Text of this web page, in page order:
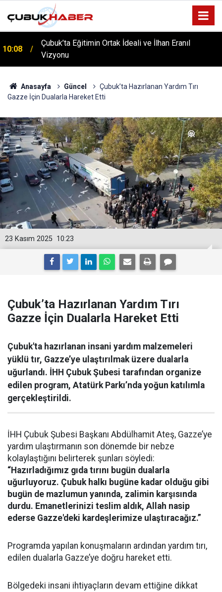
10:08
Çubuk’ta Eğitimin Ortak İdeali ve İlhan Eranıl
Vizyonu
12:06
ÇUBUK’TA ‘YAZA MERHABA’ COŞKUSU: Kursiyerler
Gönüllerince Eğlendi!
Anasayfa Güncel
Çubuk’ta Hazırlanan Yardım Tırı
Gazze İçin Dualarla Hareket Etti
10:23
23 Kasım 2025
Çubuk’ta Hazırlanan Yardım Tırı
Gazze İçin Dualarla Hareket Etti
Çubuk'ta hazırlanan insani yardım malzemeleri
yüklü tır, Gazze’ye ulaştırılmak üzere dualarla
uğurlandı. İHH Çubuk Şubesi tarafından organize
edilen program, Atatürk Parkı’nda yoğun katılımla
gerçekleştirildi.
İHH Çubuk Şubesi Başkanı Abdülhamit Ateş, Gazze’ye
yardım ulaştırmanın son dönemde bir nebze
kolaylaştığını belirterek şunları söyledi:
“Hazırladığımız gıda tırını bugün dualarla
uğurluyoruz. Çubuk halkı bugüne kadar olduğu gibi
bugün de mazlumun yanında, zalimin karşısında
durdu. Emanetlerinizi teslim aldık, Allah nasip
ederse Gazze'deki kardeşlerimize ulaştıracağız.”
Programda yapılan konuşmaların ardından yardım tırı,
edilen dualarla Gazze’ye doğru hareket etti.
Bölgedeki insani ihtiyaçların devam ettiğine dikkat